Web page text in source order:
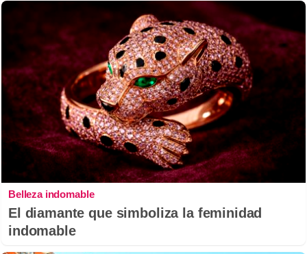
Belleza indomable
El diamante que simboliza la feminidad
indomable